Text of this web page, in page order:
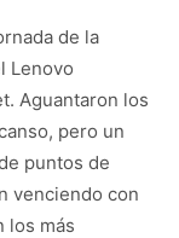
de la
Lenovo
Aguantaron los
pero un
puntos de
venciendo con
los más